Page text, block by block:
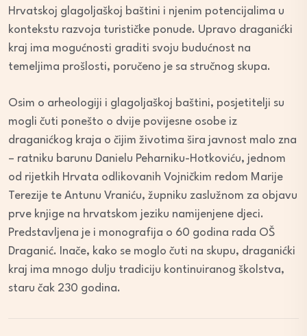
Hrvatskoj glagoljaškoj baštini i njenim potencijalima u
kontekstu razvoja turističke ponude. Upravo draganićki
kraj ima mogućnosti graditi svoju budućnost na
temeljima prošlosti, poručeno je sa stručnog skupa.
Osim o arheologiji i glagoljaškoj baštini, posjetitelji su
mogli čuti ponešto o dvije povijesne osobe iz
draganićkog kraja o čijim životima šira javnost malo zna
– ratniku barunu Danielu Peharniku-Hotkoviću, jednom
od rijetkih Hrvata odlikovanih Vojničkim redom Marije
Terezije te Antunu Vraniću, župniku zaslužnom za objavu
prve knjige na hrvatskom jeziku namijenjene djeci.
Predstavljena je i monografija o 60 godina rada OŠ
Draganić. Inače, kako se moglo čuti na skupu, draganićki
kraj ima mnogo dulju tradiciju kontinuiranog školstva,
staru čak 230 godina.